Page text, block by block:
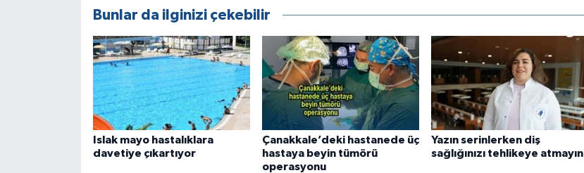
Bunlar da ilginizi çekebilir
Islak mayo hastalıklara
davetiye çıkartıyor
Çanakkale’deki hastanede üç
hastaya beyin tümörü
operasyonu
Yazın serinlerken diş
sağlığınızı tehlikeye atmayın